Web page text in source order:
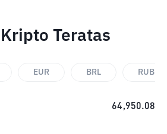
Teratas
EUR BRL RUB
64,950.08